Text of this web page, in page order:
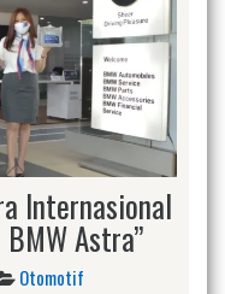
Internasional
Astra”
Otomotif